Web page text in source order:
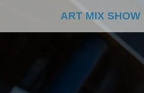
ART MIX SHOW